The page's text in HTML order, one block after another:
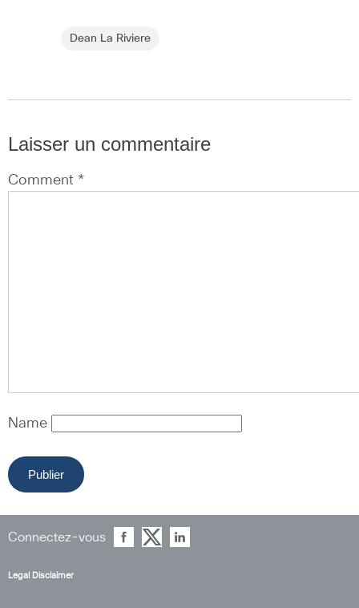
Dean La Riviere
Laisser un commentaire
Comment *
Name
Connectez-vous
Legal Disclaimer